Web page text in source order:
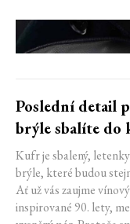
Poslední detail
brýle sbalíte do
Kufr je sbalený,
brýle, které budou
Ať už vás zaujme
inspirované 90. lety,